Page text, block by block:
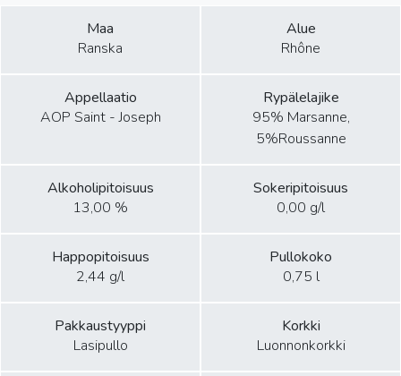
Maa
Ranska
Alue
Rhône
Appellaatio
AOP Saint - Joseph
Rypälelajike
95% Marsanne,
5%Roussanne
Alkoholipitoisuus
13,00 %
Sokeripitoisuus
0,00 g/l
Happopitoisuus
2,44 g/l
Pullokoko
0,75 l
Pakkaustyyppi
Lasipullo
Korkki
Luonnonkorkki